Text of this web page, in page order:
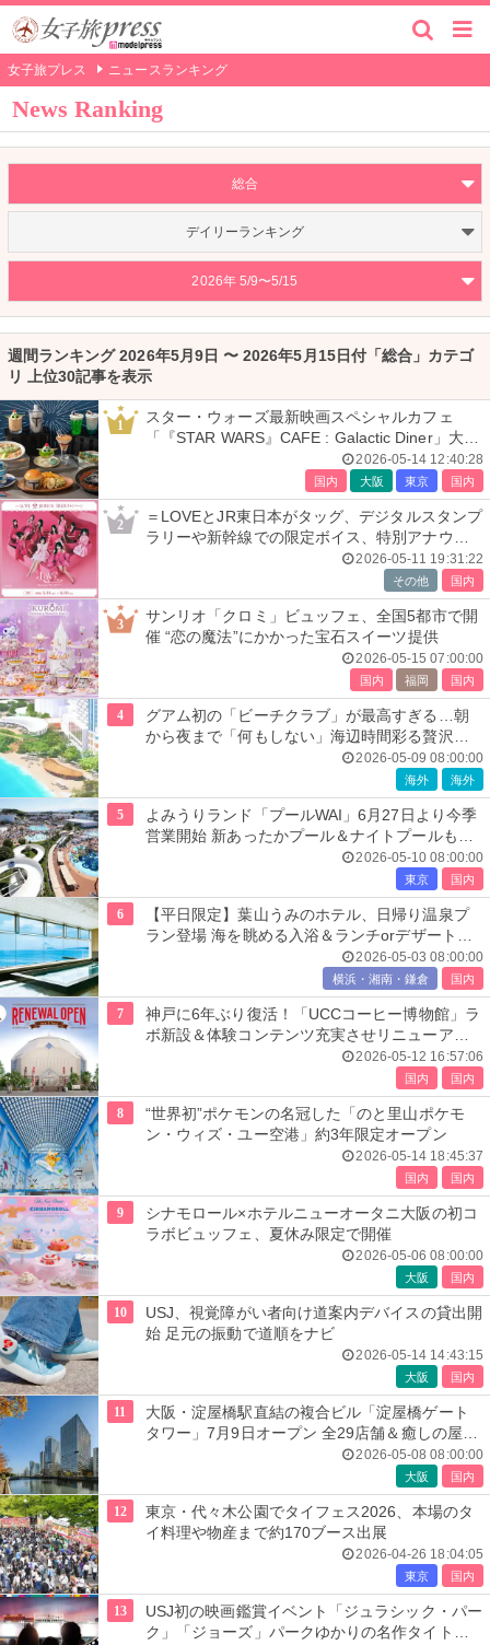
女子旅プレス ニュースランキング
News Ranking
総合
デイリーランキング
2026年 5/9〜5/15
週間ランキング 2026年5月9日 〜 2026年5月15日付「総合」カテゴ
リ 上位30記事を表示
1
スター・ウォーズ最新映画スペシャルカフェ
「『STAR WARS』CAFE : Galactic Diner」大
2026-05-14 12:40:28
国内 大阪 東京 国内
2
＝LOVEとJR東日本がタッグ、デジタルスタンプ
ラリーや新幹線での限定ボイス、特別アナウン
2026-05-11 19:31:22
その他 国内
3
サンリオ「クロミ」ビュッフェ、全国5都市で開
催 “恋の魔法”にかかった宝石スイーツ提供
2026-05-15 07:00:00
国内 福岡 国内
4
グアム初の「ビーチクラブ」が最高すぎる…朝
から夜まで「何もしない」海辺時間彩る贅沢空
2026-05-09 08:00:00
海外 海外
5
よみうりランド「プールWAI」6月27日より今季
営業開始 新あったかプール＆ナイトプールも開
2026-05-10 08:00:00
東京 国内
6
【平日限定】葉山うみのホテル、日帰り温泉プ
ラン登場 海を眺める入浴＆ランチorデザート付
2026-05-03 08:00:00
横浜・湘南・鎌倉 国内
7
神戸に6年ぶり復活！「UCCコーヒー博物館」ラ
ボ新設＆体験コンテンツ充実させリニューアル
2026-05-12 16:57:06
国内 国内
8
“世界初”ポケモンの名冠した「のと里山ポケモ
ン・ウィズ・ユー空港」約3年限定オープン
2026-05-14 18:45:37
国内 国内
9
シナモロール×ホテルニューオータニ大阪の初コ
ラボビュッフェ、夏休み限定で開催
2026-05-06 08:00:00
大阪 国内
10
USJ、視覚障がい者向け道案内デバイスの貸出開
始 足元の振動で道順をナビ
2026-05-14 14:43:15
大阪 国内
11
大阪・淀屋橋駅直結の複合ビル「淀屋橋ゲート
タワー」7月9日オープン 全29店舗＆癒しの屋上
2026-05-08 08:00:00
大阪 国内
12
東京・代々木公園でタイフェス2026、本場のタ
イ料理や物産まで約170ブース出展
2026-04-26 18:04:05
東京 国内
13
USJ初の映画鑑賞イベント「ジュラシック・パー
ク」「ジョーズ」パークゆかりの名作タイトル